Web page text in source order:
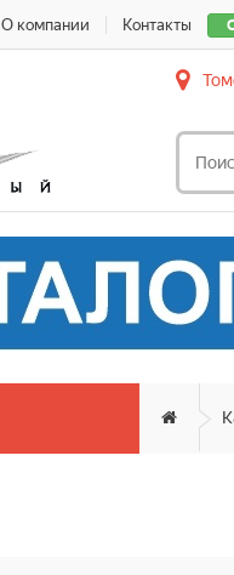
О компании Контакты